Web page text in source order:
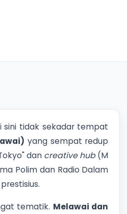
sini tidak sekadar tempat
yang sempat redup
dan creative hub(M
Polim dan Radio Dalam
tematik. Melawai dan